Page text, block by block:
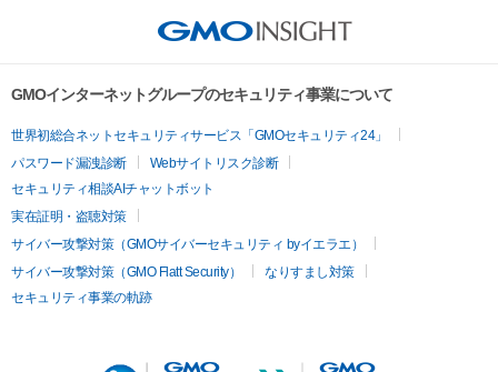
GMOインターネットグループのセキュリティ事業について
世界初総合ネットセキュリティサービス「GMOセキュリティ24」
パスワード漏洩診断
Webサイトリスク診断
セキュリティ相談AIチャットボット
実在証明・盗聴対策
サイバー攻撃対策（GMOサイバーセキュリティ byイエラエ）
サイバー攻撃対策（GMO Flatt Security）
なりすまし対策
セキュリティ事業の軌跡